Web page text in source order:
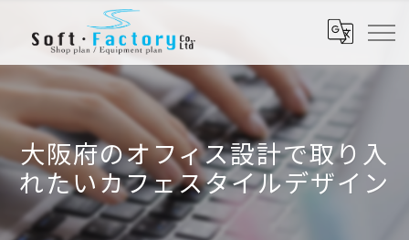
大阪府のオフィス設計で取り入
れたいカフェスタイルデザイン